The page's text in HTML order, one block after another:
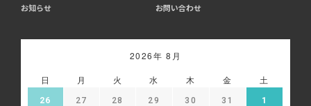
お知らせ お問い合わせ
2026年 8月
日 月 火 水 木 金 土
26 27 28 29 30 31 1